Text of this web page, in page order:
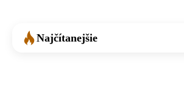
Najčítanejšie